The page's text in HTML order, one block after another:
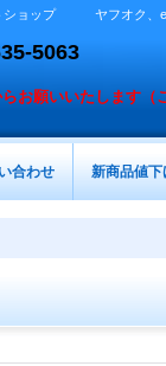
トショップ ヤフオク、
5063
お願いいたします（
合わせ 新商品値